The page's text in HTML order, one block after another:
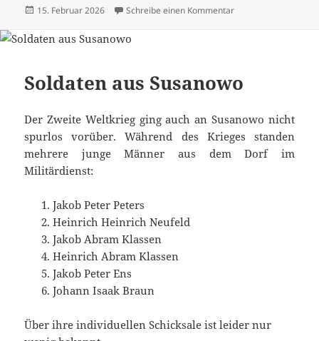
Veröffentlicht
15. Februar 2026 Schreibe einen Kommentarzu Alle Texte und
Soldaten aus Susanowo
Der Zweite Weltkrieg ging auch an Susanowo nicht
spurlos vorüber. Während des Krieges standen
mehrere junge Männer aus dem Dorf im
Militärdienst:
Jakob Peter Peters
Heinrich Heinrich Neufeld
Jakob Abram Klassen
Heinrich Abram Klassen
Jakob Peter Ens
Johann Isaak Braun
Über ihre individuellen Schicksale ist leider nur